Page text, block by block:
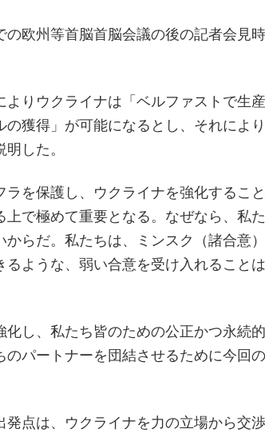
の欧州等首脳首脳会議の後の記者会見
よりウクライナは「ベルファストで生
の獲得」が可能になるとし、それによ
した。
ラを保護し、ウクライナを強化するこ
上で極めて重要となる。なぜなら、私
らだ。私たちは、ミンスク（諸合意
るような、弱い合意を受け入れること
化し、私たち皆のための公正かつ永続
パートナーを団結させるために今回
発点は、ウクライナを力の立場から交